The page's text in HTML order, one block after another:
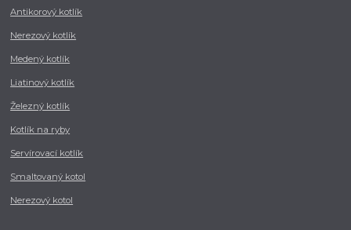
Antikorový kotlík
Nerezový kotlík
Medený kotlík
Liatinový kotlík
Železný kotlík
Kotlík na ryby
Servírovací kotlík
Smaltovaný kotol
Nerezový kotol